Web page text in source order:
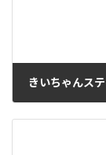
きいちゃんス